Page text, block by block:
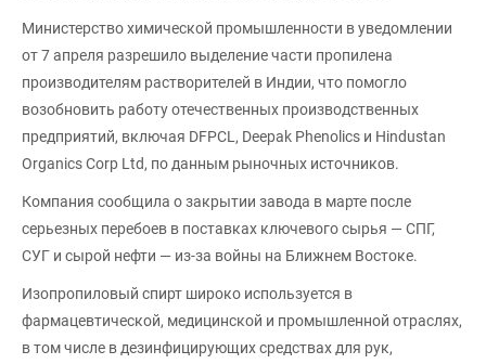
Министерство химической промышленности в уведомлении
от 7 апреля разрешило выделение части пропилена
производителям растворителей в Индии, что помогло
возобновить работу отечественных производственных
предприятий, включая DFPCL, Deepak Phenolics и Hindustan
Organics Corp Ltd, по данным рыночных источников.
Компания сообщила о закрытии завода в марте после
серьезных перебоев в поставках ключевого сырья — СПГ,
СУГ и сырой нефти — из-за войны на Ближнем Востоке.
Изопропиловый спирт широко используется в
фармацевтической, медицинской и промышленной отраслях,
в том числе в дезинфицирующих средствах для рук,